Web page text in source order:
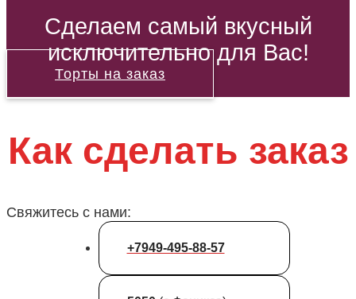
Сделаем самый вкусный
исключительно для Вас!
Торты на заказ
Как сделать заказ
Свяжитесь с нами:
+7949-495-88-57